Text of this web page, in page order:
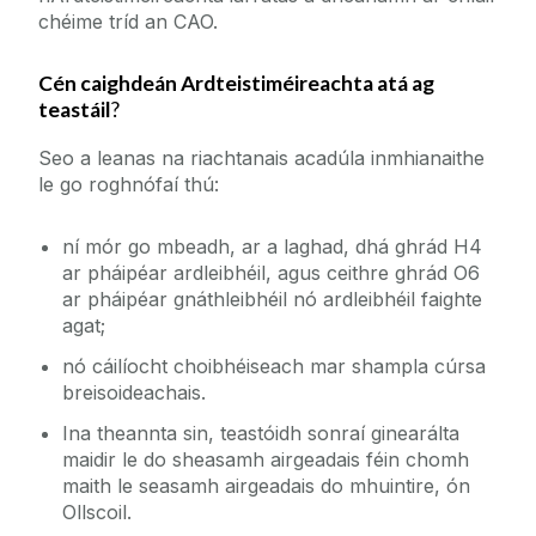
chéime tríd an CAO.
Cén caighdeán Ardteistiméireachta atá ag
teastáil?
Seo a leanas na riachtanais acadúla inmhianaithe
le go roghnófaí thú:
ní mór go mbeadh, ar a laghad, dhá ghrád H4
ar pháipéar ardleibhéil, agus ceithre ghrád O6
ar pháipéar gnáthleibhéil nó ardleibhéil faighte
agat;
nó cáilíocht choibhéiseach mar shampla cúrsa
breisoideachais.
Ina theannta sin, teastóidh sonraí ginearálta
maidir le do sheasamh airgeadais féin chomh
maith le seasamh airgeadais do mhuintire, ón
Ollscoil.